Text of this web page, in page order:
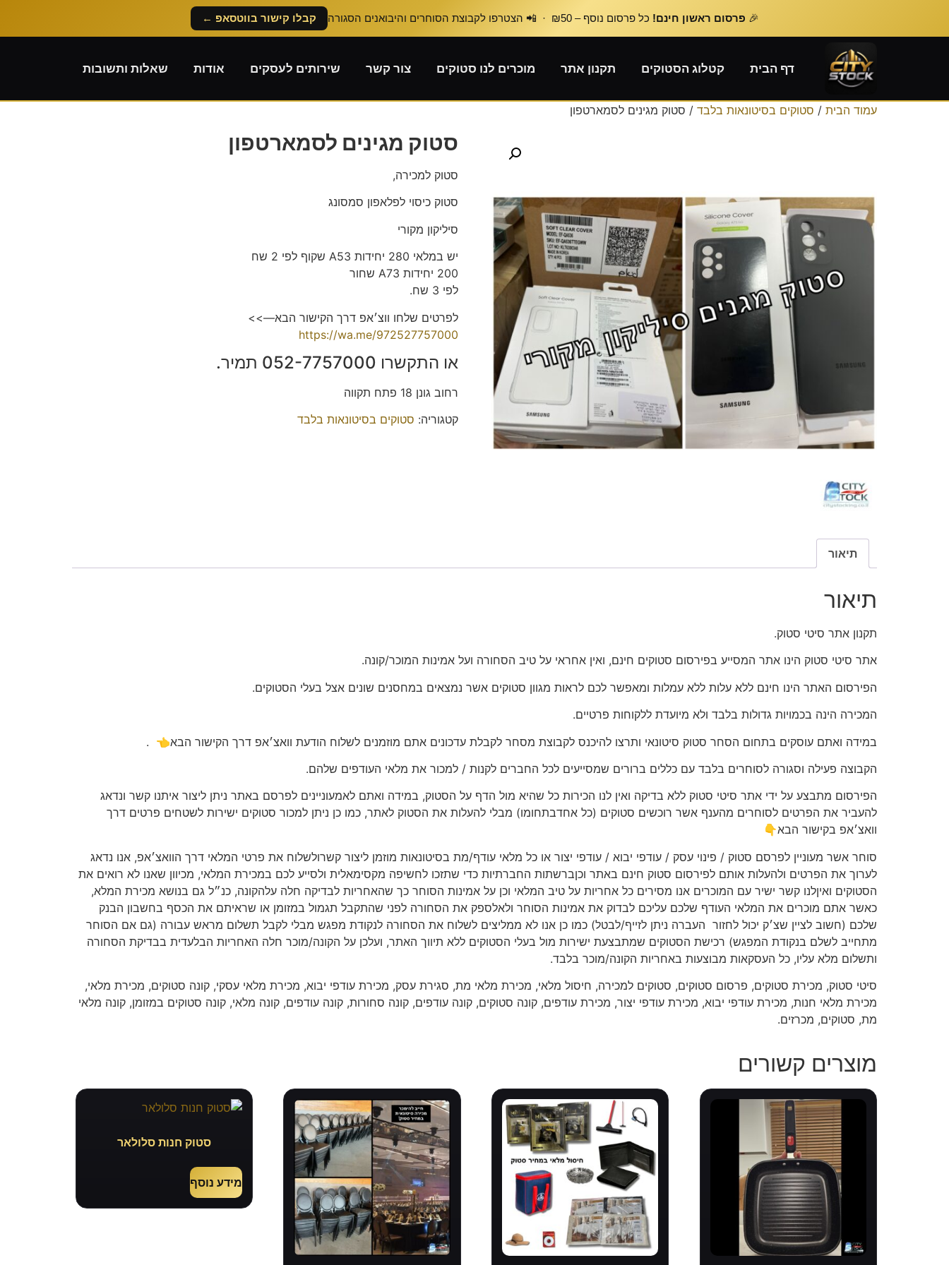
🎉 פרסום ראשון חינם! כל פרסום נוסף – ₪50 · 📲 הצטרפו לקבוצת הסוחרים והיבואנים הסגורה קבלו קישור בווטסאפ ←
דף הבית קטלוג הסטוקים תקנון אתר מוכרים לנו סטוקים צור קשר שירותים לעסקים אודות שאלות ותשובות
עמוד הבית / סטוקים בסיטונאות בלבד / סטוק מגינים לסמארטפון
סטוק מגינים לסמארטפון
סטוק למכירה,
סטוק כיסוי לפלאפון סמסונג
סיליקון מקורי
יש במלאי 280 יחידות A53 שקוף לפי 2 שח
200 יחידות A73 שחור
לפי 3 שח.
לפרטים שלחו ווצ׳אפ דרך הקישור הבא—>>
https://wa.me/972527757000
או התקשרו 052-7757000 תמיר.
רחוב גונן 18 פתח תקווה
קטגוריה: סטוקים בסיטונאות בלבד
תיאור
תיאור
תקנון אתר סיטי סטוק.
אתר סיטי סטוק הינו אתר המסייע בפירסום סטוקים חינם, ואין אחראי על טיב הסחורה ועל אמינות המוכר/קונה.
הפירסום האתר הינו חינם ללא עלות ללא עמלות ומאפשר לכם לראות מגוון סטוקים אשר נמצאים במחסנים שונים אצל בעלי הסטוקים.
המכירה הינה בכמויות גדולות בלבד ולא מיועדת ללקוחות פרטיים.
במידה ואתם עוסקים בתחום הסחר סטוק סיטונאי ותרצו להיכנס לקבוצת מסחר לקבלת עדכונים אתם מוזמנים לשלוח הודעת וואצ׳אפ דרך הקישור הבא👈 .
הקבוצה פעילה וסגורה לסוחרים בלבד עם כללים ברורים שמסייעים לכל החברים לקנות / למכור את מלאי העודפים שלהם.
הפירסום מתבצע על ידי אתר סיטי סטוק ללא בדיקה ואין לנו הכירות כל שהיא מול הדף על הסטוק, במידה ואתם לאמעוניינים לפרסם באתר ניתן ליצור איתנו קשר ונדאג
להעביר את הפרטים לסוחרים מהענף אשר רוכשים סטוקים (כל אחדבתחומו) מבלי להעלות את הסטוק לאתר, כמו כן ניתן למכור סטוקים ישירות לשטחים פרטים דרך
וואצ׳אפ בקישור הבא👇
סוחר אשר מעוניין לפרסם סטוק / פינוי עסק / עודפי יבוא / עודפי יצור או כל מלאי עודף/מת בסיטונאות מוזמן ליצור קשרולשלוח את פרטי המלאי דרך הוואצ׳אפ, אנו נדאג
לערוך את הפרטים ולהעלות אותם לפירסום סטוק חינם באתר וכןברשתות החברתיות כדי שתזכו לחשיפה מקסימאלית ולסייע לכם במכירת המלאי, מכיוון שאנו לא רואים את
הסטוקים ואיןלנו קשר ישיר עם המוכרים אנו מסירים כל אחריות על טיב המלאי וכן על אמינות הסוחר כך שהאחריות לבדיקה חלה עלהקונה, כנ״ל גם בנושא מכירת המלא,
כאשר אתם מוכרים את המלאי העודף שלכם עליכם לבדוק את אמינות הסוחר ולאלספק את הסחורה לפני שהתקבל תגמול במזומן או שראיתם את הכסף בחשבון הבנק
שלכם (חשוב לציין שצ׳ק יכול לחזור העברה ניתן לזייף/לבטל) כמו כן אנו לא ממליצים לשלוח את הסחורה לנקודת מפגש מבלי לקבל תשלום מראש עבורה (גם אם הסוחר
מתחייב לשלם בנקודת המפגש) רכישת הסטוקים שמתבצעת ישירות מול בעלי הסטוקים ללא תיווך האתר, ועלכן על הקונה/מוכר חלה האחריות הבלעדית בבדיקת הסחורה
ותשלום מלא עליו, כל העסקאות מבוצעות באחריות הקונה/מוכר בלבד.
סיטי סטוק, מכירת סטוקים, פרסום סטוקים, סטוקים למכירה, חיסול מלאי, מכירת מלאי מת, סגירת עסק, מכירת עודפי יבוא, מכירת מלאי עסקי, קונה סטוקים, מכירת מלאי,
מכירת מלאי חנות, מכירת עודפי יבוא, מכירת עודפי יצור, מכירת עודפים, קונה סטוקים, קונה עודפים, קונה סחורות, קונה עודפים, קונה מלאי, קונה סטוקים במזומן, קונה מלאי
מת, סטוקים, מכרזים.
מוצרים קשורים
סטוק חנות סלולאר
מידע נוסף